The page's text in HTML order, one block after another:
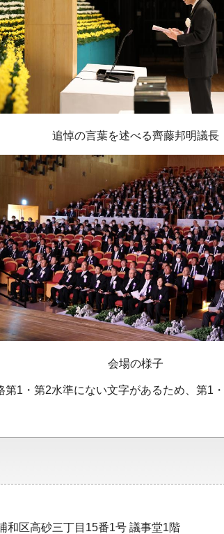
追悼の言葉を述べる齊藤邦明議長
会場の様子
1・第2水準にない文字があるため、第1
和区高砂三丁目15番1号 議事堂1階